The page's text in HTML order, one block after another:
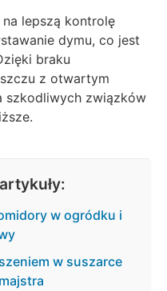
lepszą kontrolę
dymu, co jest
braku
z otwartym
szkodliwych związków
w ogródku i
w suszarce